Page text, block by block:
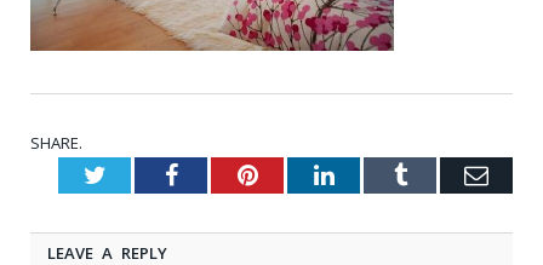
SHARE.
TwitterFacebookPinterestLinkedInTumblr
LEAVE A REPLY